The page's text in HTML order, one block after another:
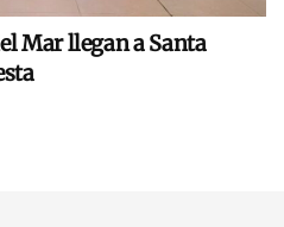
Mar llegan a Santa